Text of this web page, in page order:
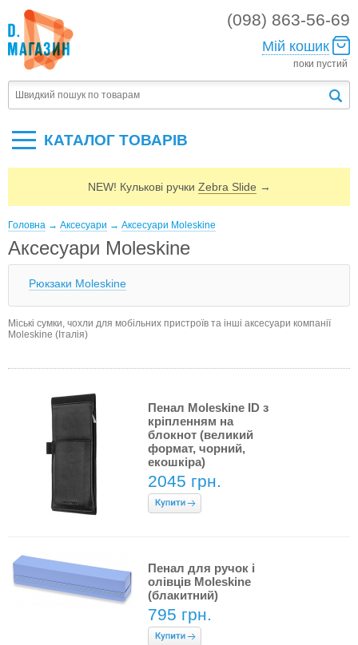
(098) 863-56-69
Мій кошик
поки пустий
КАТАЛОГ ТОВАРIВ
NEW! Кулькові ручки Zebra Slide →
Головна → Аксесуари → Аксесуари Moleskine
Аксесуари Moleskine
Рюкзаки Moleskine
Міські сумки, чохли для мобільних пристроїв та інші аксесуари компанії
Moleskine (Італія)
Пенал Moleskine ID з
кріпленням на
блокнот (великий
формат, чорний,
екошкіра)
2045 грн.
Пенал для ручок і
олівців Moleskine
(блакитний)
795 грн.